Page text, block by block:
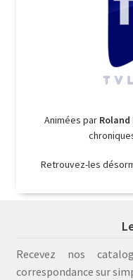
Animées par Roland
Retrouvez-les
Recevez nos
correspondance sur